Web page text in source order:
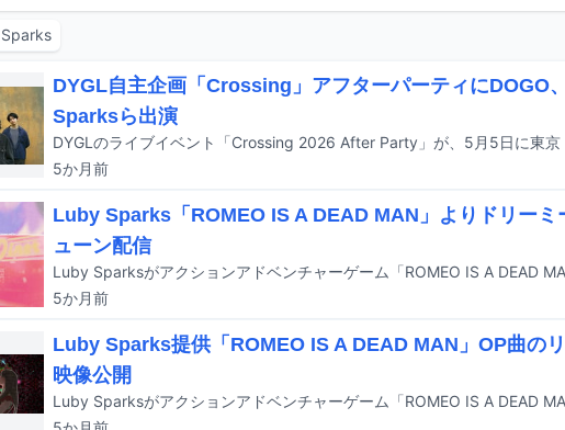
DYGL自主企画「Crossing」アフターパーティにDOGO
Sparksら出演
5か月前
Luby Sparks「ROMEO IS A DEAD MAN」よりドリーミ
ューン配信
5か月前
Luby Sparks提供「ROMEO IS A DEAD MAN」OP曲の
映像公開